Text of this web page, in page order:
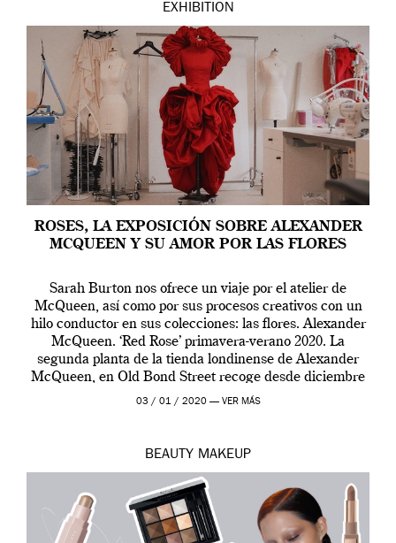
EXHIBITION
ROSES, LA EXPOSICIÓN SOBRE ALEXANDER
MCQUEEN Y SU AMOR POR LAS FLORES
Sarah Burton nos ofrece un viaje por el atelier de
McQueen, así como por sus procesos creativos con un
hilo conductor en sus colecciones: las flores. Alexander
McQueen. ‘Red Rose’ primavera-verano 2020. La
segunda planta de la tienda londinense de Alexander
McQueen, en Old Bond Street recoge desde diciembre
de 2019 hasta final de abril […]
03 / 01 / 2020 — VER MÁS
BEAUTY MAKEUP